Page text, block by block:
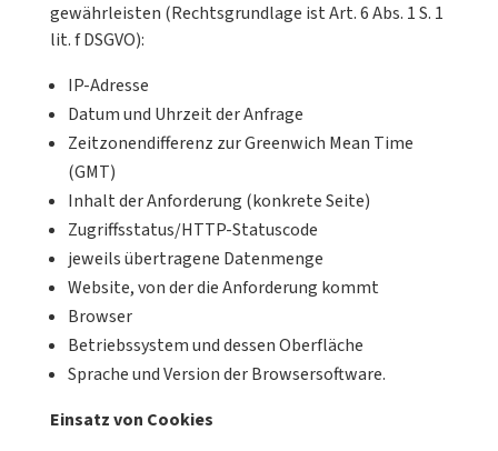
gewährleisten (Rechtsgrundlage ist Art. 6 Abs. 1 S. 1
lit. f DSGVO):
IP-Adresse
Datum und Uhrzeit der Anfrage
Zeitzonendifferenz zur Greenwich Mean Time
(GMT)
Inhalt der Anforderung (konkrete Seite)
Zugriffsstatus/HTTP-Statuscode
jeweils übertragene Datenmenge
Website, von der die Anforderung kommt
Browser
Betriebssystem und dessen Oberfläche
Sprache und Version der Browsersoftware.
Einsatz von Cookies